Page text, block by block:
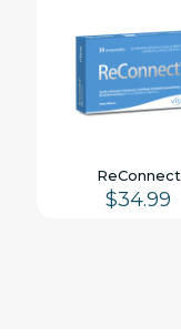
ReConnect
$34.99